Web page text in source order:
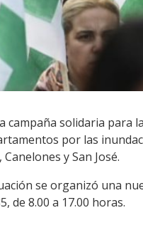
campaña solidaria para
por las
y San José.
se organizó una
de 8.00 a 17.00 horas.